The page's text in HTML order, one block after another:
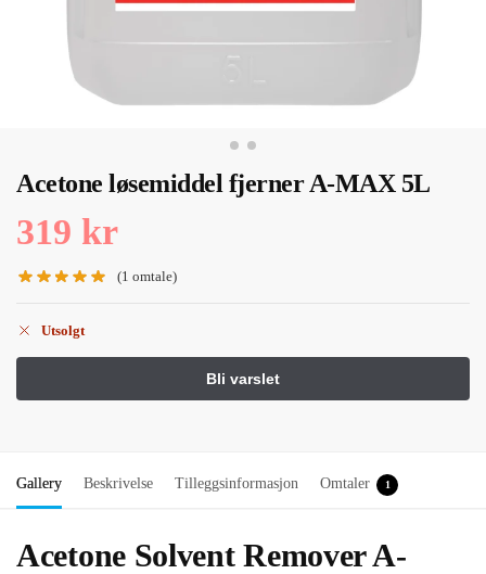
Acetone løsemiddel fjerner A-MAX 5L
319 kr
(1 omtale)
Utsolgt
Gallery Beskrivelse Tilleggsinformasjon Omtaler 1
Acetone Solvent Remover A-